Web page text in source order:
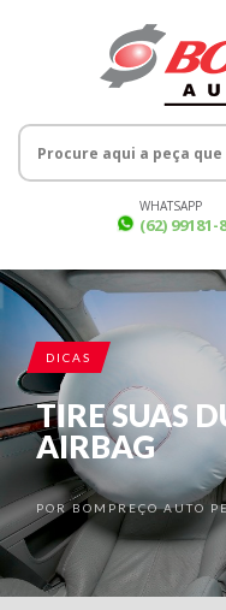
WHATSAPP
(62) 99181-
DICAS
TIRE SUAS
AIRBAG
PORBOMPREÇO AUTO